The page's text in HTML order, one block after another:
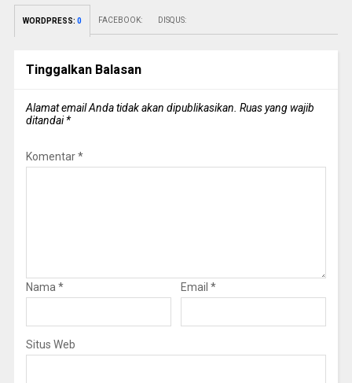
WORDPRESS: 0 FACEBOOK: DISQUS:
Tinggalkan Balasan
Alamat email Anda tidak akan dipublikasikan. Ruas yang wajib
ditandai*
Komentar*
Nama* Email *
Situs Web